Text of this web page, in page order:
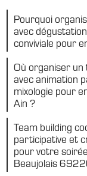
Pourquoi
avec
conviviale pour
Où organiser un
avec animation
mixologie pour
Ain ?
Team building
participative et
pour votre
Beaujolais